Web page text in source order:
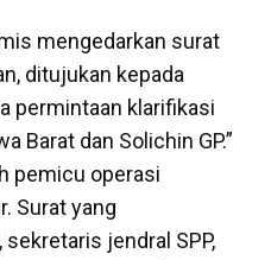
mengedarkan surat
ditujukan kepada
permintaan klarifikasi
Barat dan Solichin GP.”
pemicu operasi
Surat yang
jendral SPP,